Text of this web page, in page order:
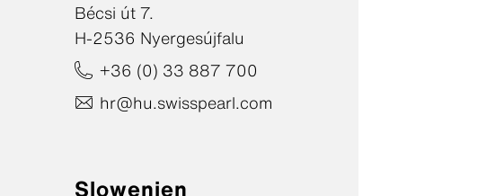
Bécsi út 7.
H-2536 Nyergesújfalu
+36 (0) 33 887 700
hr@hu.swisspearl.com
Slowenien